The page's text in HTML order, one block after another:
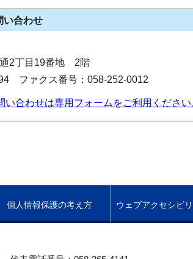
い合わせ
2丁目19番地 2階
ファクス番号：058-252-0012
い合わせは専用フォームをご利用ください
個人情報保護の考え方 ウェブアクセシビ